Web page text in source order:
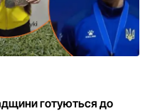
готуються до